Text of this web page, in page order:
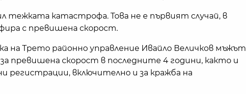
тежката катастрофа. Това не е първият случай, в
с превишена скорост.
на Трето районно управление Ивайло Величков мъжът
превишена скорост в последните 4 години, както и
регистрации, включително и за кражба на